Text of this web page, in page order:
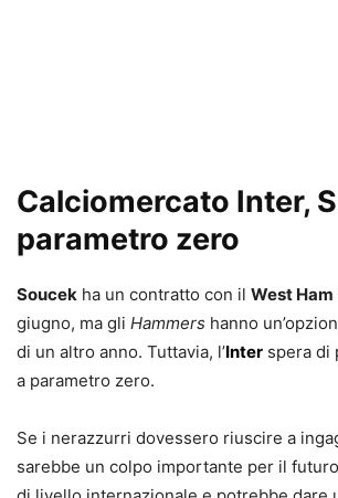
Calciomercato Inter,
parametro zero
Soucek ha un contratto con il West Ham
giugno, ma gli Hammers hanno
di un altro anno. Tuttavia, l’Inter spera di
a parametro zero.
Se i nerazzurri dovessero riuscire a
sarebbe un colpo importante per il